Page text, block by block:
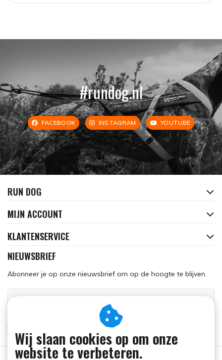
#rundog.nl
FACEBOOK INSTAGRAM YOUTUBE
RUN DOG
MIJN ACCOUNT
KLANTENSERVICE
NIEUWSBRIEF
Abonneer je op onze nieuwsbrief om op de hoogte te blijven.
Wij slaan cookies op om onze
website te verbeteren.